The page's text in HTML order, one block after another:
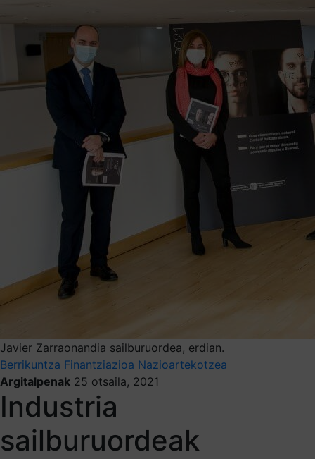
Javier Zarraonandia sailburuordea, erdian.
Berrikuntza Finantziazioa Nazioartekotzea
Argitalpenak 25 otsaila, 2021
Industria
sailburuordeak